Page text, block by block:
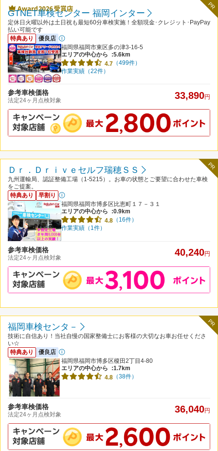
PR
GTNET車検センター 福岡インター
定休日火曜以外は土日祝も最短60分車検実施！全額現金･クレジット･PayPay
払い可能です
特典あり
優良店
福岡県福岡市東区多の津3-16-5
エリアの中心から
:5.6km
4.7 （499件）
作業実績（22件）
参考車検価格
法定24ヶ月点検対象 33,890円
PR
Ｄｒ．Ｄｒｉｖｅセルフ瑞穂ＳＳ
九州運輸局、認証整備工場（1-5215）。お車の状態とご要望に合わせた車検
をご提案。
特典あり
早割り
福岡県福岡市博多区比恵町１７－３１
エリアの中心から
:0.9km
4.8 （16件）
作業実績（1件）
参考車検価格
法定24ヶ月点検対象 40,240円
PR
福岡車検センタ－
技術に自信あり！当社自慢の国家整備士にお客様の大切なお車お任せくださ
い☆
特典あり
優良店
福岡県福岡市博多区榎田2丁目4-80
エリアの中心から
:1.7km
4.8 （38件）
参考車検価格
法定24ヶ月点検対象 36,040円